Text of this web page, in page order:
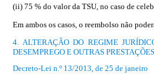
(ii) 75 % do valor da TSU, no caso de
Em ambos os casos, o reembolso não
4. ALTERAÇÃO DO REGIME
DESEMPREGO E OUTRAS
Decreto-Lei n.º 13/2013, de 25 de janeiro